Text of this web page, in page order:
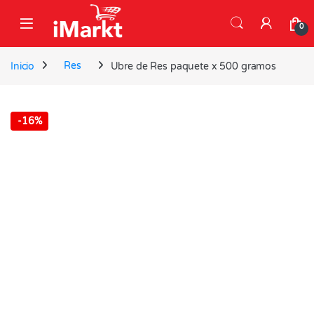
0
Inicio Res Ubre de Res paquete x 500 gramos
-16%